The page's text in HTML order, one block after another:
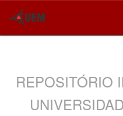
REPOSITÓRIO